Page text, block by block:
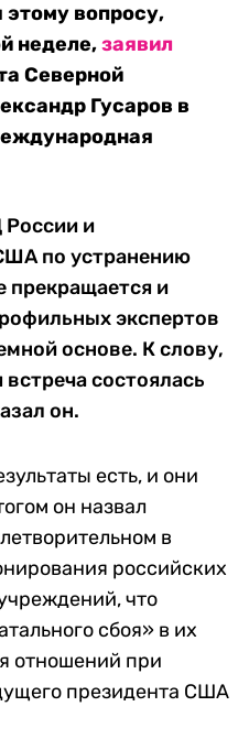
этому вопросу,
неделе,заявил
Северной
Гусаров в
и
по устранению
прекращается и
экспертов
основе. К слову,
состоялась
он.
есть, и они
он назвал
в
российских
что
сбоя» в их
отношений при
президента США